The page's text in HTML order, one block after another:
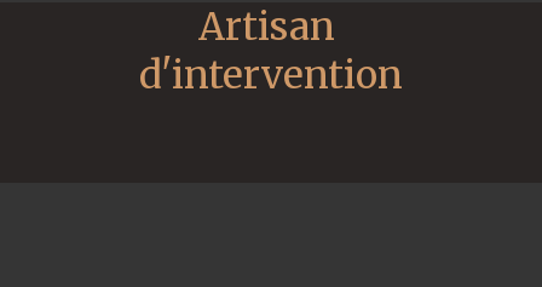
Artisan
d'intervention